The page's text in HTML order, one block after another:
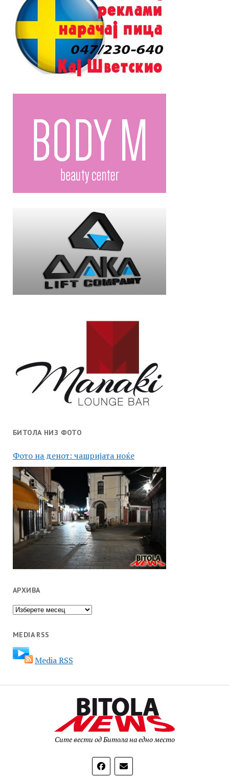
БИТОЛА НИЗ ФОТО
Фото на денот: чашријата ноќе
АРХИВА
Архива
MEDIA RSS
Media RSS
Сите вести од Битола на едно место